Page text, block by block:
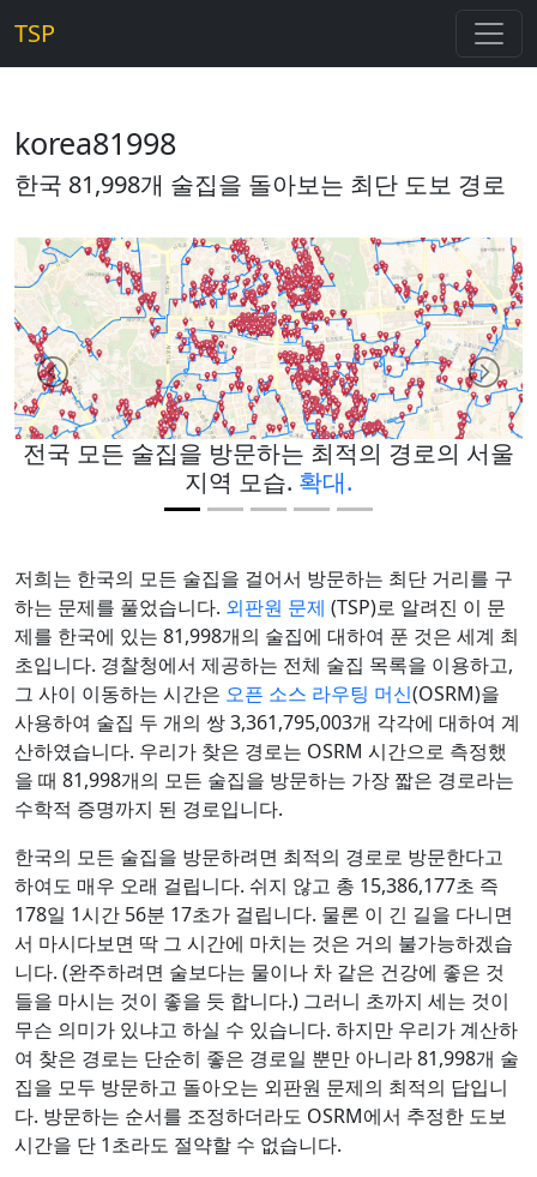
TSP
korea81998
한국 81,998개 술집을 돌아보는 최단 도보 경로
전국 모든 술집을 방문하는 최적의 경로의 서울
지역 모습. 확대.
Previous Next
저희는 한국의 모든 술집을 걸어서 방문하는 최단 거리를 구
하는 문제를 풀었습니다. 외판원 문제 (TSP)로 알려진 이 문
제를 한국에 있는 81,998개의 술집에 대하여 푼 것은 세계 최
초입니다. 경찰청에서 제공하는 전체 술집 목록을 이용하고,
그 사이 이동하는 시간은 오픈 소스 라우팅 머신(OSRM)을
사용하여 술집 두 개의 쌍 3,361,795,003개 각각에 대하여 계
산하였습니다. 우리가 찾은 경로는 OSRM 시간으로 측정했
을 때 81,998개의 모든 술집을 방문하는 가장 짧은 경로라는
수학적 증명까지 된 경로입니다.
한국의 모든 술집을 방문하려면 최적의 경로로 방문한다고
하여도 매우 오래 걸립니다. 쉬지 않고 총 15,386,177초 즉
178일 1시간 56분 17초가 걸립니다. 물론 이 긴 길을 다니면
서 마시다보면 딱 그 시간에 마치는 것은 거의 불가능하겠습
니다. (완주하려면 술보다는 물이나 차 같은 건강에 좋은 것
들을 마시는 것이 좋을 듯 합니다.) 그러니 초까지 세는 것이
무슨 의미가 있냐고 하실 수 있습니다. 하지만 우리가 계산하
여 찾은 경로는 단순히 좋은 경로일 뿐만 아니라 81,998개 술
집을 모두 방문하고 돌아오는 외판원 문제의 최적의 답입니
다. 방문하는 순서를 조정하더라도 OSRM에서 추정한 도보
시간을 단 1초라도 절약할 수 없습니다.